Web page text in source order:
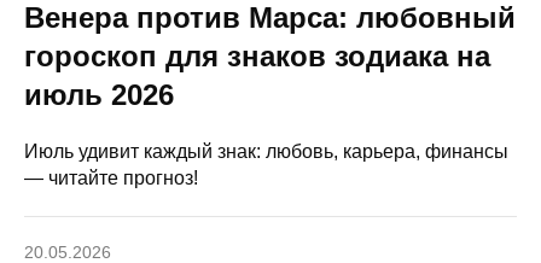
Венера против Марса: любовный
гороскоп для знаков зодиака на
июль 2026
Июль удивит каждый знак: любовь, карьера, финансы
— читайте прогноз!
20.05.2026